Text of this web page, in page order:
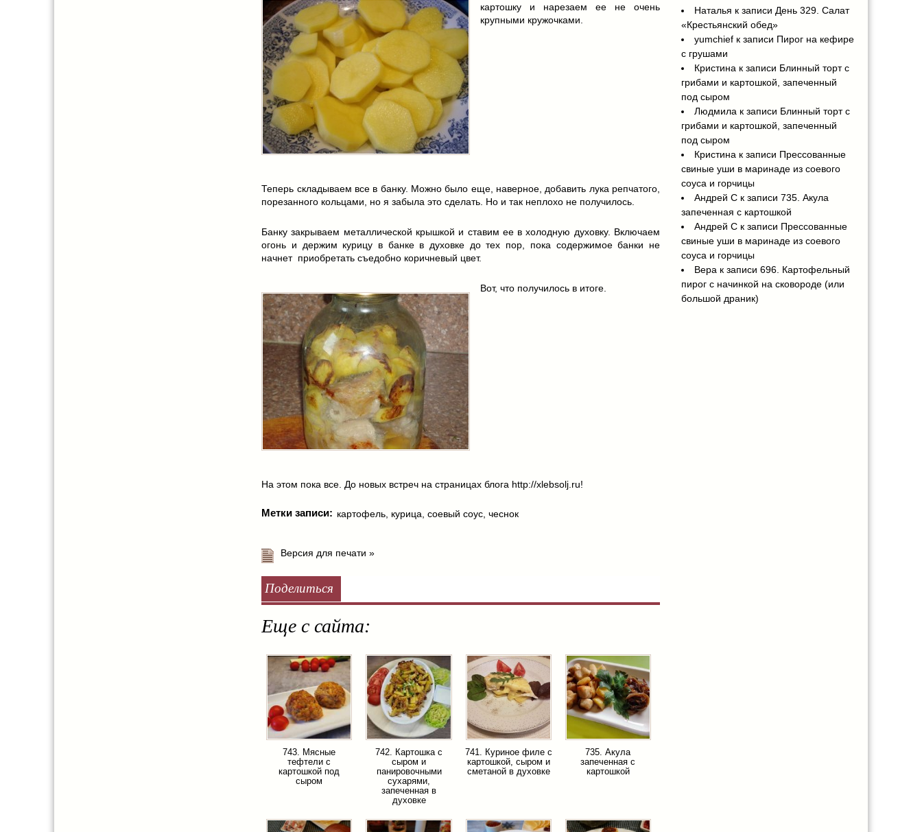
картошку и нарезаем ее не очень
крупными кружочками.
Теперь складываем все в банку. Можно было еще, наверное, добавить лука репчатого,
порезанного кольцами, но я забыла это сделать. Но и так неплохо не получилось.
Банку закрываем металлической крышкой и ставим ее в холодную духовку. Включаем
огонь и держим курицу в банке в духовке до тех пор, пока содержимое банки не
начнет приобретать съедобно коричневый цвет.
Вот, что получилось в итоге.
На этом пока все. До новых встреч на страницах блога http://xlebsolj.ru!
Метки записи: картофель курица ,соевый соус ,чеснок
Версия для печати »
Поделиться
Еще с сайта:
743. Мясные
тефтели с
картошкой под
сыром
742. Картошка с
сыром и
панировочными
сухарями,
запеченная в
духовке
741. Куриное филе с
картошкой, сыром и
сметаной в духовке
735. Акула
запеченная с
картошкой
Наталья к записи День 329. Салат
«Крестьянский обед»
yumchiefк записи Пирог на кефире
с грушами
Кристинак записи Блинный торт с
грибами и картошкой, запеченный
под сыром
Людмилак записи Блинный торт с
грибами и картошкой, запеченный
под сыром
Кристинак записи Прессованные
свиные уши в маринаде из соевого
соуса и горчицы
Андрей Ск записи 735. Акула
запеченная с картошкой
Андрей Ск записи Прессованные
свиные уши в маринаде из соевого
соуса и горчицы
Верак записи 696. Картофельный
пирог с начинкой на сковороде (или
большой драник)